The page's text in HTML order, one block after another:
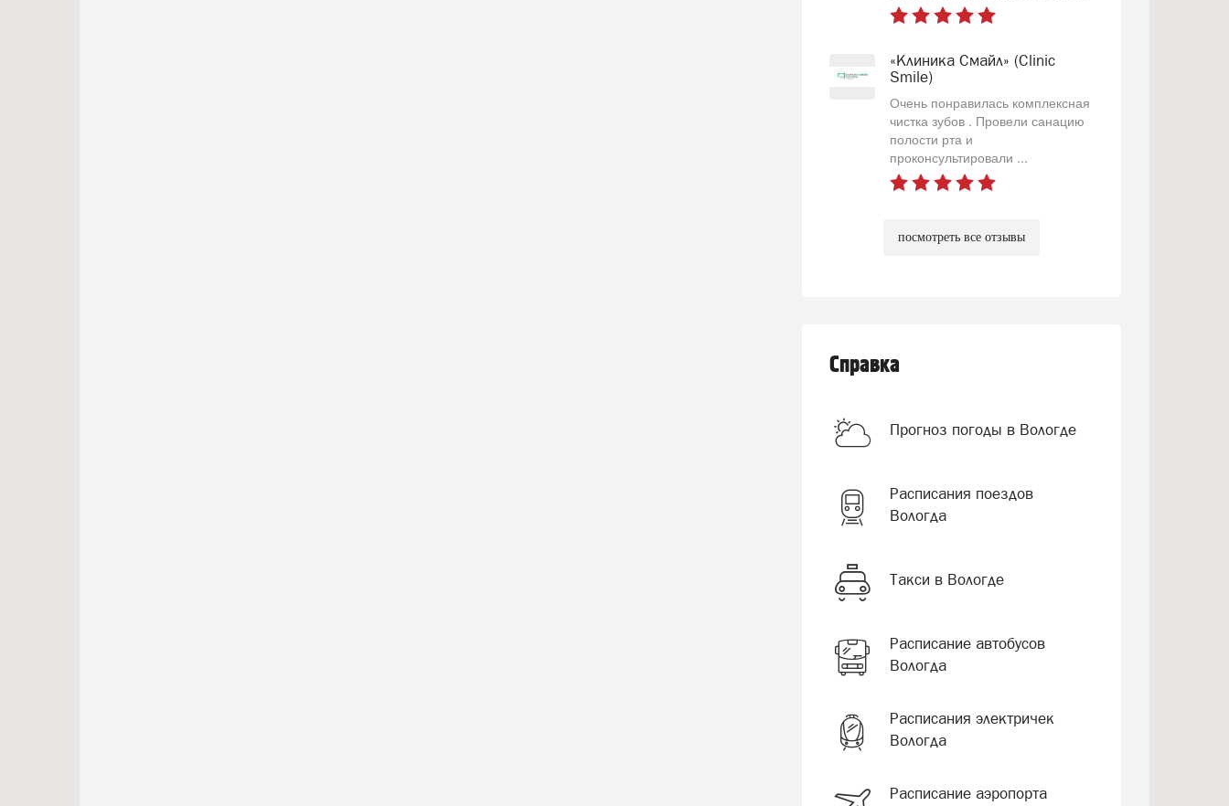
«Клиника Смайл» (Clinic
Smile)
Очень понравилась комплексная
чистка зубов . Провели санацию
полости рта и
проконсультировали ...
посмотреть все отзывы
Справка
Прогноз погоды в Вологде
Расписания поездов
Вологда
Такси в Вологде
Расписание автобусов
Вологда
Расписания электричек
Вологда
Расписание аэропорта